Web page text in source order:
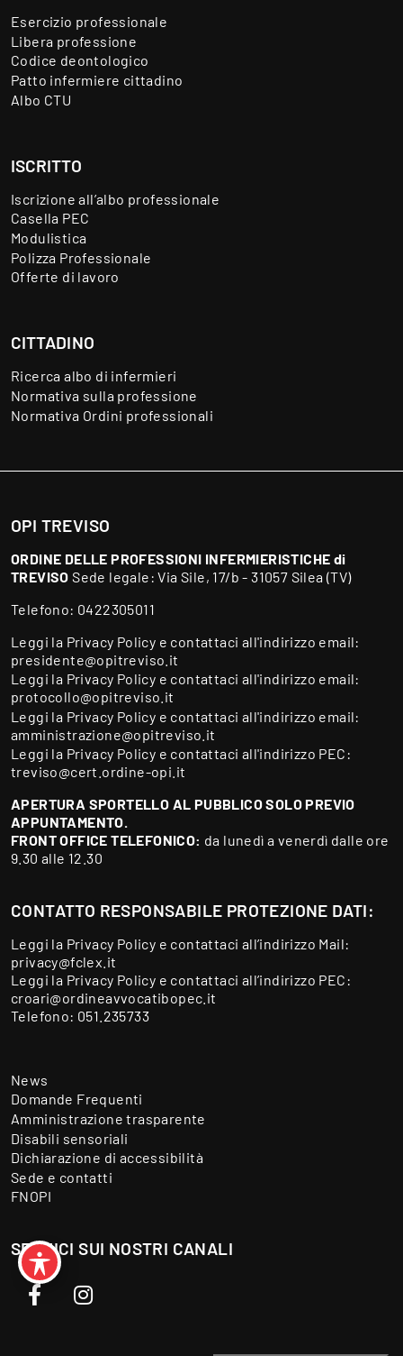
Esercizio professionale
Libera professione
Codice deontologico
Patto infermiere cittadino
Albo CTU
ISCRITTO
Iscrizione all’albo professionale
Casella PEC
Modulistica
Polizza Professionale
Offerte di lavoro
CITTADINO
Ricerca albo di infermieri
Normativa sulla professione
Normativa Ordini professionali
OPI TREVISO
ORDINE DELLE PROFESSIONI INFERMIERISTICHE di
TREVISO Sede legale: Via Sile, 17/b - 31057 Silea (TV)
Telefono: 0422305011
Leggi la Privacy Policy e contattaci all'indirizzo email:
presidente@opitreviso.it
Leggi la Privacy Policy e contattaci all'indirizzo email:
protocollo@opitreviso.it
Leggi la Privacy Policy e contattaci all'indirizzo email:
amministrazione@opitreviso.it
Leggi la Privacy Policy e contattaci all'indirizzo PEC:
treviso@cert.ordine-opi.it
APERTURA SPORTELLO AL PUBBLICO SOLO PREVIO
APPUNTAMENTO.
FRONT OFFICE TELEFONICO: da lunedì a venerdì dalle ore
9.30 alle 12.30
CONTATTO RESPONSABILE PROTEZIONE DATI:
Leggi la Privacy Policy e contattaci all’indirizzo Mail:
privacy@fclex.it
Leggi la Privacy Policy e contattaci all’indirizzo PEC:
croari@ordineavvocatibopec.it
Telefono: 051.235733
News
Domande Frequenti
Amministrazione trasparente
Disabili sensoriali
Dichiarazione di accessibilità
Sede e contatti
FNOPI
SEGUICI SUI NOSTRI CANALI
Facebook